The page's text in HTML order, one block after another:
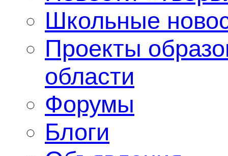
Школьные
Проекты
области
Форумы
Блоги